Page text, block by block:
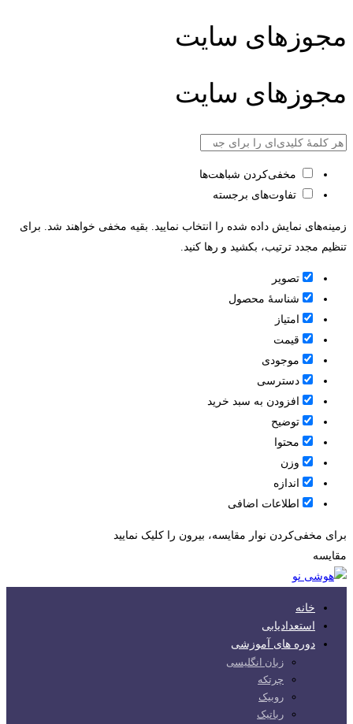
مجوزهای سایت
مجوزهای سایت
مخفی‌کردن شباهت‌ها
تفاوت‌های برجسته
زمینه‌های نمایش داده شده را انتخاب نمایید. بقیه مخفی خواهند شد. برای
تنظیم مجدد ترتیب، بکشید و رها کنید.
تصویر
شناسۀ محصول
امتیاز
قيمت
موجودی
دسترسی
افزودن به سبد خرید
توضیح
محتوا
وزن
اندازه
اطلاعات اضافی
برای مخفی‌کردن نوار مقایسه، بیرون را کلیک نمایید
مقایسه
خانه
استعدادیابی
دوره های آموزشی
زبان انگلیسی
چرتکه
روبیک
رباتیک